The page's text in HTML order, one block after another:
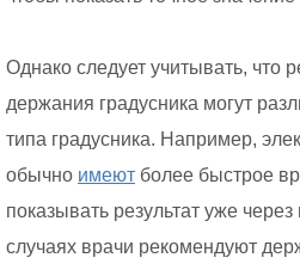
Однако следует учитывать, что
держания градусника могут
типа градусника. Например,
обычно имеют более быстрое
показывать результат уже
случаях врачи рекомендуют